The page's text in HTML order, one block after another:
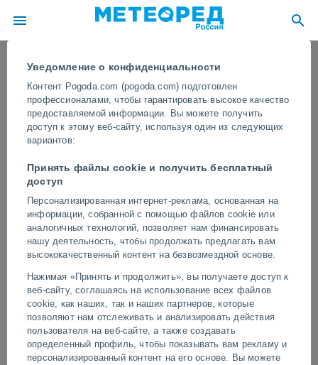
Уведомление о конфиденциальности
Контент Pogoda.com (pogoda.com) подготовлен
профессионалами, чтобы гарантировать высокое качество
предоставляемой информации. Вы можете получить
доступ к этому веб-сайту, используя один из следующих
вариантов:
Принять файлы cookie и получить бесплатный
доступ
Персонализированная интернет-реклама, основанная на
информации, собранной с помощью файлов cookie или
аналогичных технологий, позволяет нам финансировать
нашу деятельность, чтобы продолжать предлагать вам
высококачественный контент на безвозмездной основе.
Нажимая «Принять и продолжить», вы получаете доступ к
веб-сайту, соглашаясь на использование всех файлов
cookie, как наших, так и наших партнеров, которые
позволяют нам отслеживать и анализировать действия
пользователя на веб-сайте, а также создавать
определенный профиль, чтобы показывать вам рекламу и
персонализированный контент на его основе. Вы можете
В городе Хэншуй, Китай, человека
унесло сильным ветром
После того, как человека унесло сильным ветром, и он чудом
избежал удара упавшего во время бури дерева, отделавшись
лишь незначительными травмами.
видео